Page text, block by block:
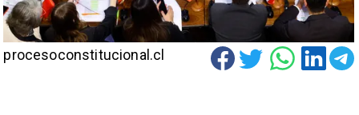
procesoconstitucional.cl